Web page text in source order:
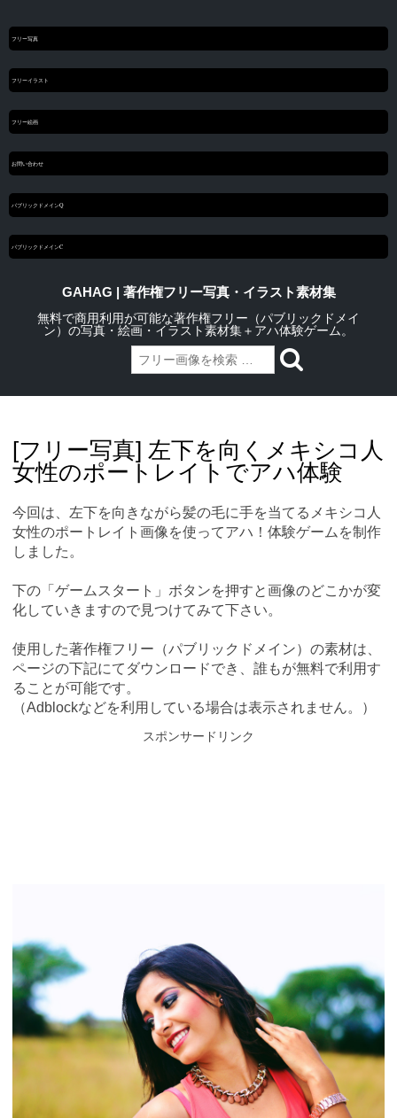
フリー写真
フリーイラスト
フリー絵画
お問い合わせ
パブリックドメインQ
パブリックドメインC
GAHAG | 著作権フリー写真・イラスト素材集
無料で商用利用が可能な著作権フリー（パブリックドメイ
ン）の写真・絵画・イラスト素材集＋アハ体験ゲーム。
content[フリー写真] 左下を向くメキシコ人
女性のポートレイトでアハ体験
今回は、左下を向きながら髪の毛に手を当てるメキシコ人
女性のポートレイト画像を使ってアハ！体験ゲームを制作
しました。
下の「ゲームスタート」ボタンを押すと画像のどこかが変
化していきますので見つけてみて下さい。
使用した著作権フリー（パブリックドメイン）の素材は、
ページの下記にてダウンロードでき、誰もが無料で利用す
ることが可能です。
（Adblockなどを利用している場合は表示されません。）
スポンサードリンク